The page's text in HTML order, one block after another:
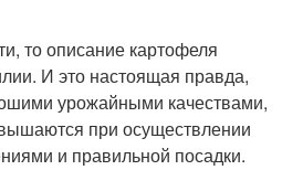
то описание картофеля
И это настоящая правда,
урожайными качествами,
при осуществлении
и правильной посадки.